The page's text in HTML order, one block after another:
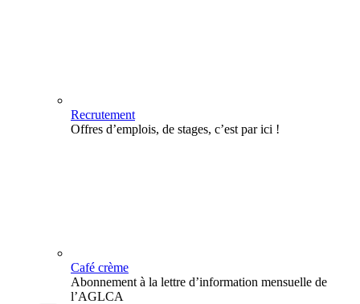
Recrutement
Offres d’emplois, de stages, c’est par ici !
Café crème
Abonnement à la lettre d’information mensuelle de
l’AGLCA